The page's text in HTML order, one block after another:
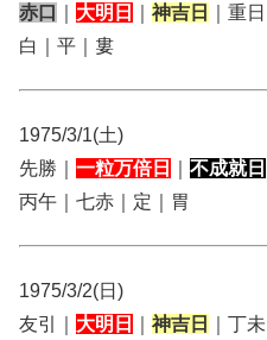
赤口
大明日 神吉日 ｜重日
白｜平｜婁
1975/3/1(土)
先勝｜ 一粒万倍日 不成就日
丙午｜七赤｜定｜胃
1975/3/2(日)
友引｜ 大明日 神吉日 ｜丁